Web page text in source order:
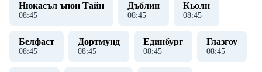
Нюкасъл ъпон Тайн
08:45
Дъблин
08:45
Кьолн
08:45
Белфаст
08:45
Дортмунд
08:45
Единбург
08:45
Глазгоу
08:45